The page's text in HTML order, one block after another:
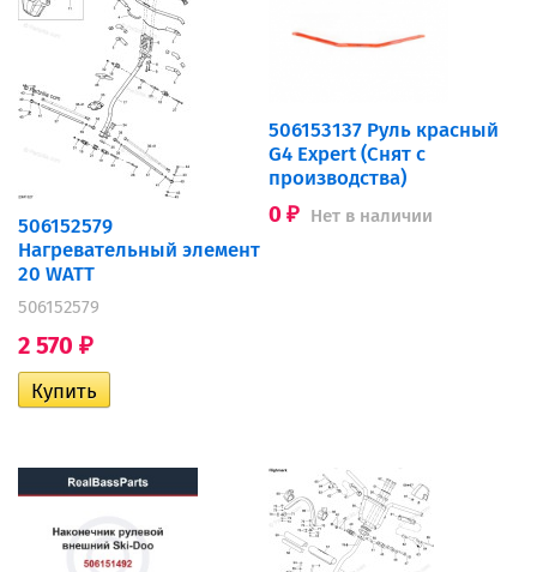
506152579
Нагревательный элемент
20 WATT
506152579
2 570 ₽
506153137 Руль красный
G4 Expert (Снят с
производства)
0 ₽ Нет в наличии